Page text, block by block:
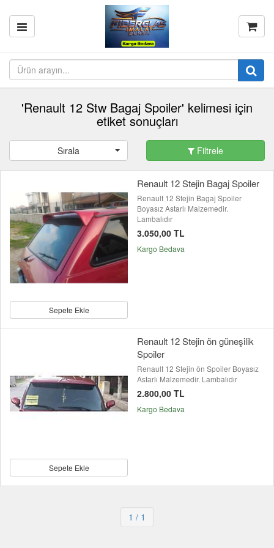
'Renault 12 Stw Bagaj Spoiler' kelimesi için
etiket sonuçları
Sırala Filtrele
Sepete Ekle
Renault 12 Stejin Bagaj Spoiler
Renault 12 Stejin Bagaj Spoiler
Boyasız Astarlı Malzemedir.
Lambalıdır
3.050,00 TL
Kargo Bedava
Sepete Ekle
Renault 12 Stejin ön güneşilik
Spoiler
Renault 12 Stejin ön Spoiler Boyasız
Astarlı Malzemedir. Lambalıdır
2.800,00 TL
Kargo Bedava
1 / 1